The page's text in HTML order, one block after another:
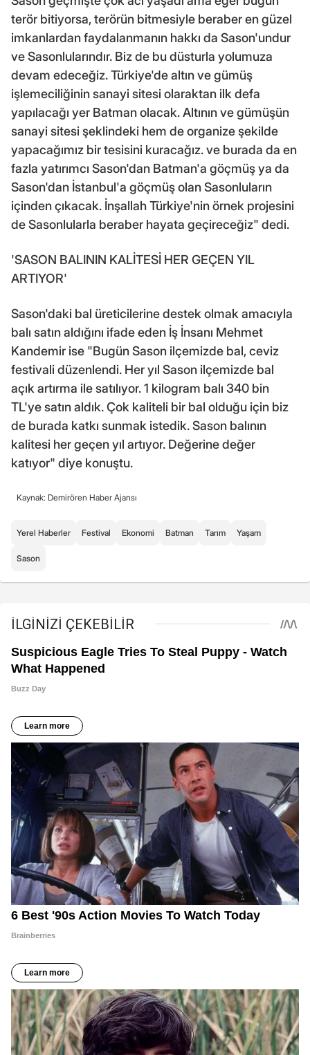
terör bitiyorsa, terörün bitmesiyle beraber en güzel
imkanlardan faydalanmanın hakkı da Sason'undur
ve Sasonlularındır. Biz de bu düsturla yolumuza
devam edeceğiz. Türkiye'de altın ve gümüş
işlemeciliğinin sanayi sitesi olaraktan ilk defa
yapılacağı yer Batman olacak. Altının ve gümüşün
sanayi sitesi şeklindeki hem de organize şekilde
yapacağımız bir tesisini kuracağız. ve burada da en
fazla yatırımcı Sason'dan Batman'a göçmüş ya da
Sason'dan İstanbul'a göçmüş olan Sasonluların
içinden çıkacak. İnşallah Türkiye'nin örnek projesini
de Sasonlularla beraber hayata geçireceğiz" dedi.
'SASON BALININ KALİTESİ HER GEÇEN YIL
ARTIYOR'
Sason'daki bal üreticilerine destek olmak amacıyla
balı satın aldığını ifade eden İş İnsanı Mehmet
Kandemir ise "Bugün Sason ilçemizde bal, ceviz
festivali düzenlendi. Her yıl Sason ilçemizde bal
açık artırma ile satılıyor. 1 kilogram balı 340 bin
TL'ye satın aldık. Çok kaliteli bir bal olduğu için biz
de burada katkı sunmak istedik. Sason balının
kalitesi her geçen yıl artıyor. Değerine değer
katıyor" diye konuştu.
Kaynak: Demirören Haber Ajansı
Yerel Haberler Festival Ekonomi Batman Tarım Yaşam
Sason